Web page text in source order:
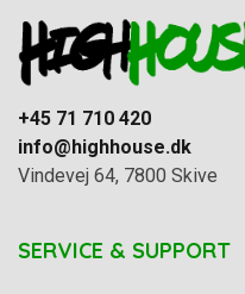
+45 71 710 420
info@highhouse.dk
Vindevej 64, 7800 Skive
SERVICE & SUPPORT